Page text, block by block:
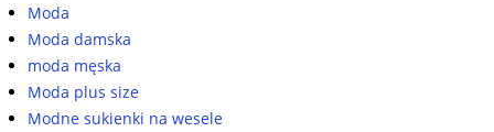
Moda
Moda damska
moda męska
Moda plus size
Modne sukienki na wesele